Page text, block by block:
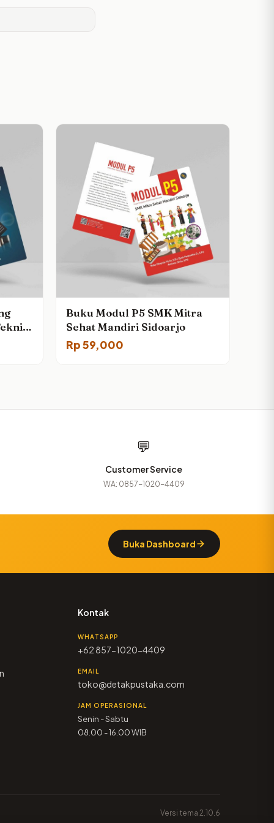
Buku Modul P5 SMK Mitra
Sehat Mandiri Sidoarjo
Rp59,000
💬
Customer Service
WA: 0857-1020-4409
Buka Dashboard
Kontak
WHATSAPP
+62 857-1020-4409
EMAIL
toko@detakpustaka.com
JAM OPERASIONAL
Senin - Sabtu
08.00 - 16.00 WIB
Versi tema 2.10.6